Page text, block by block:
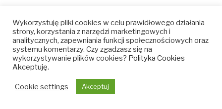
baltic
feline
–
facebook
baltic
feline
–
velora
baltic
feline
–
youtube
baltic
feline
–
instagram
Wykorzystuję pliki cookies w celu prawidłowego działania
strony, korzystania z narzędzi marketingowych i
analitycznych, zapewniania funkcji społecznościowych oraz
systemu komentarzy. Czy zgadzasz się na
wykorzystywanie plików cookies? Polityka Cookies
Akceptuję.
Cookie settings Akceptuj